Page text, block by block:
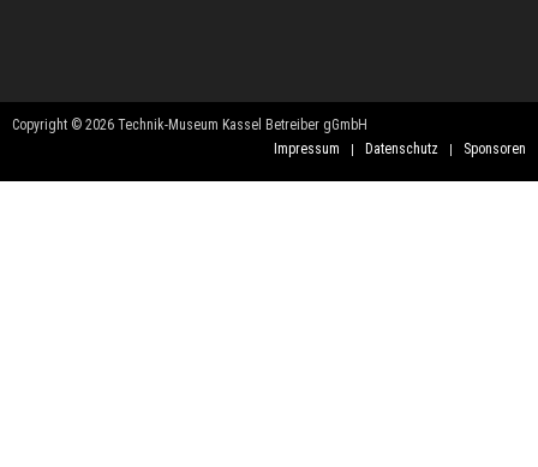
Copyright © 2026 Technik-Museum Kassel Betreiber gGmbH
Impressum
Datenschutz Sponsoren